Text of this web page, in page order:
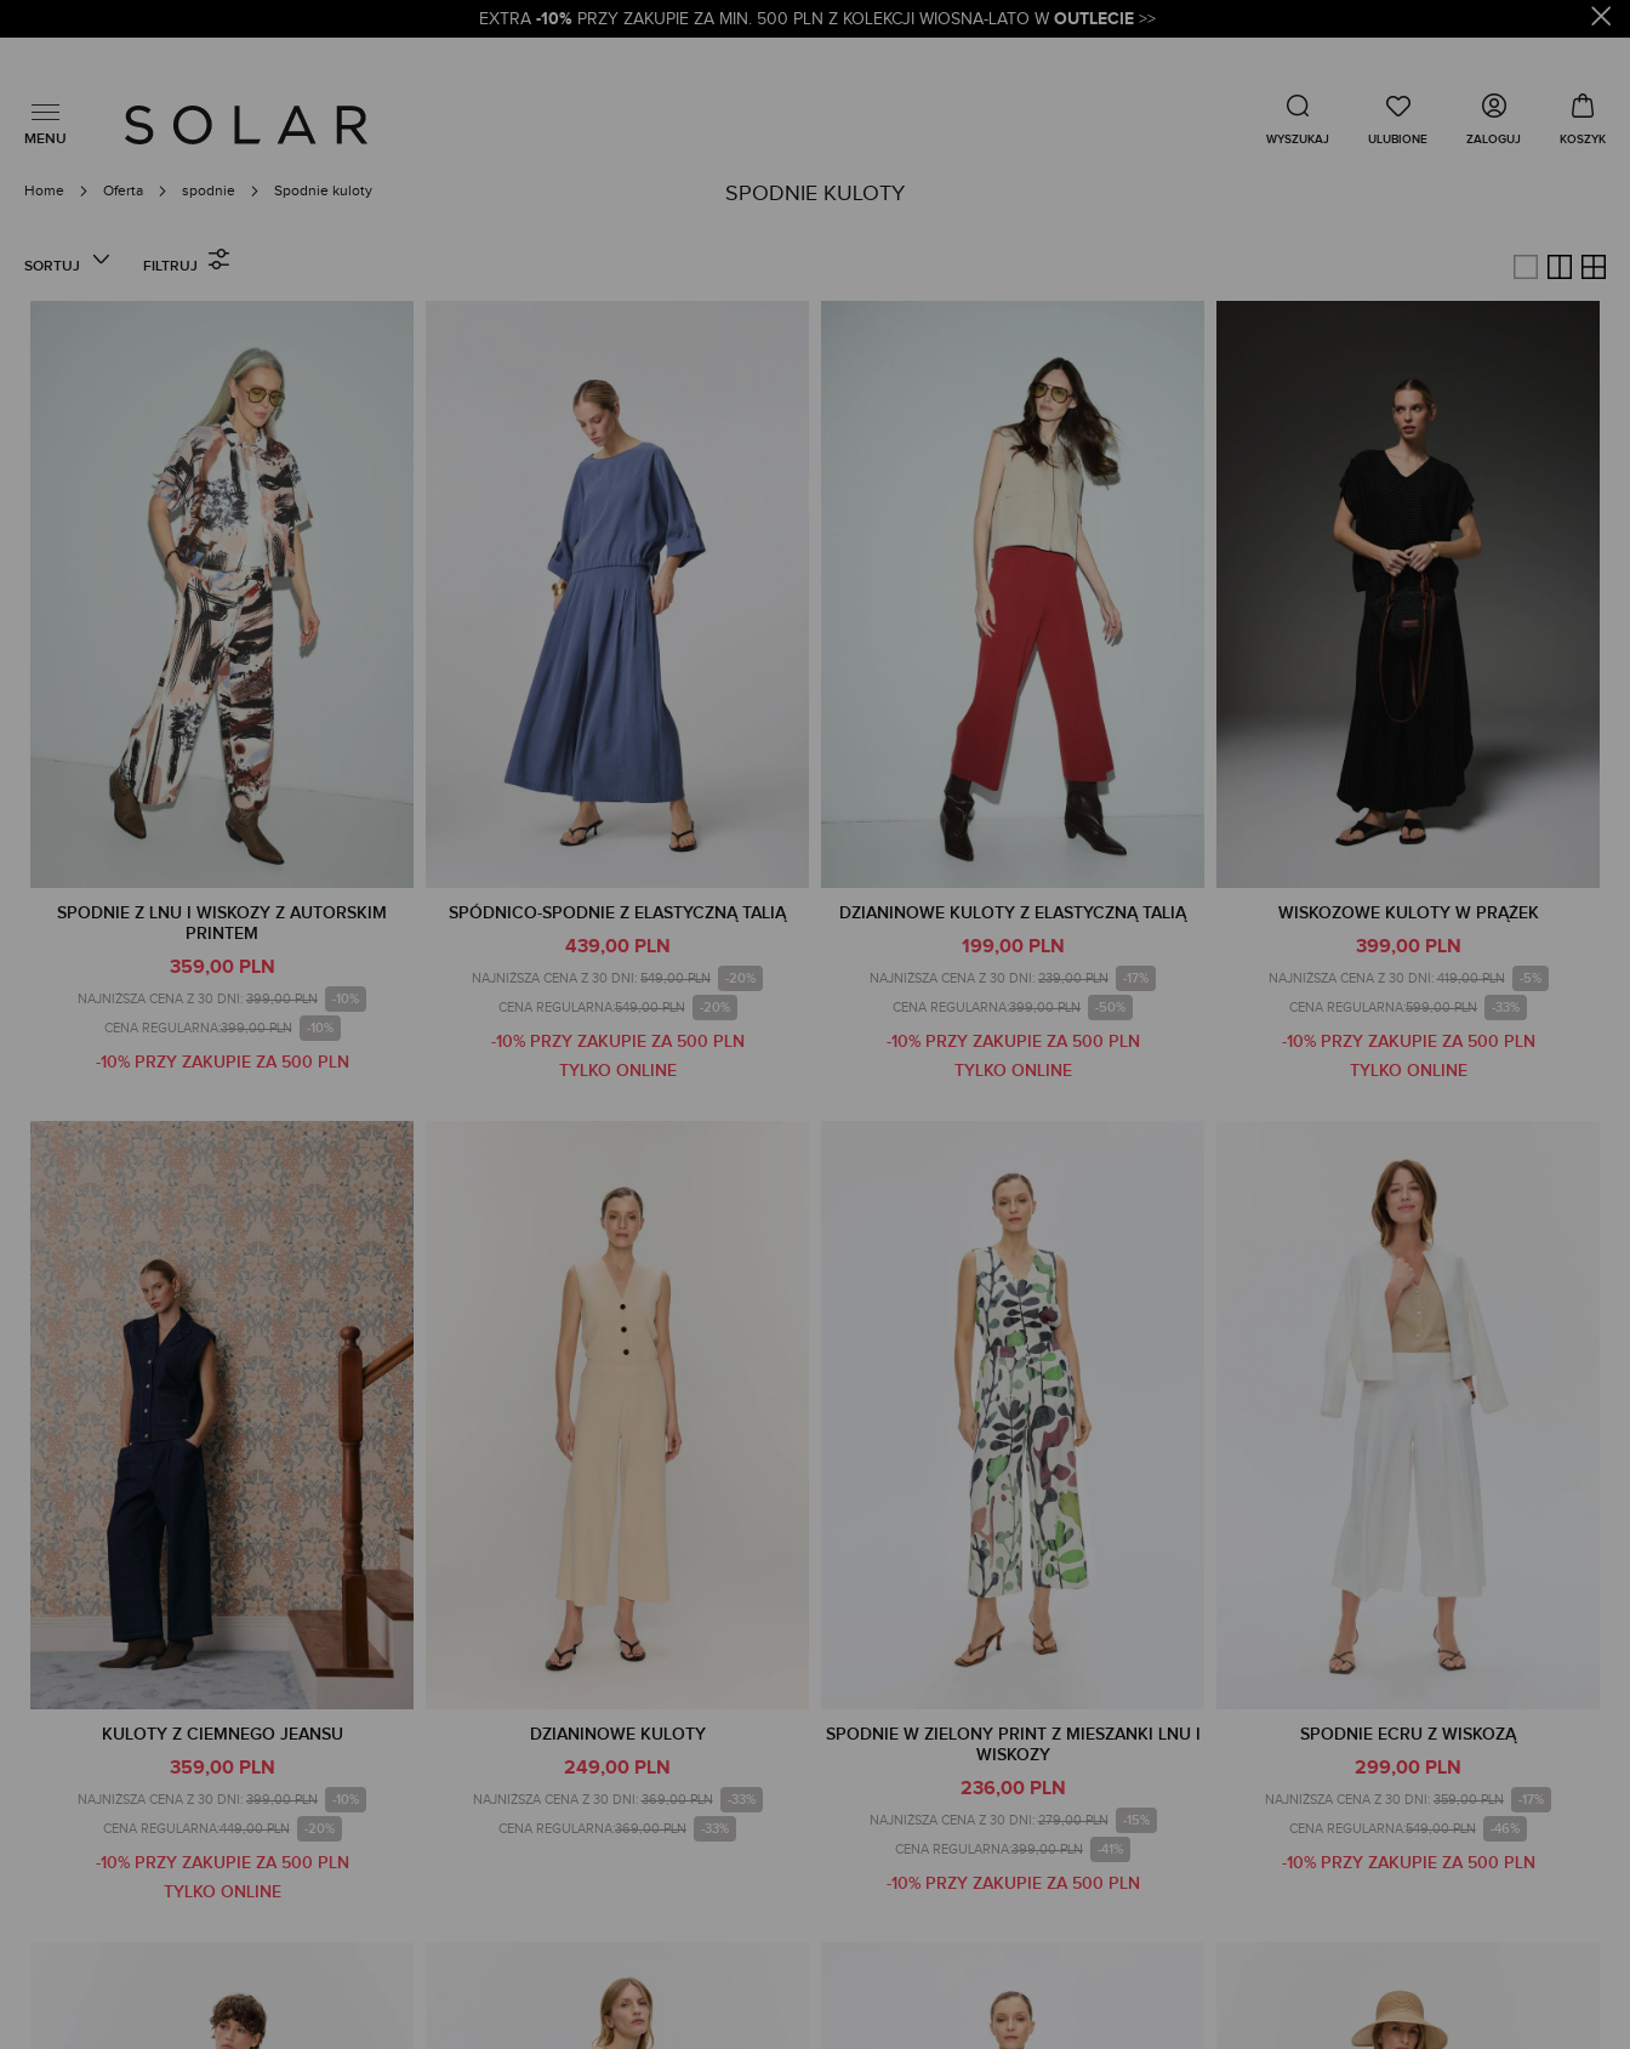
EXTRA -10% PRZY ZAKUPIE ZA MIN. 500 PLN Z KOLEKCJI WIOSNA-LATO W OUTLECIE >>
MENU ZALOGUJ
Home Oferta spodnie Spodnie kuloty SPODNIE KULOTY
SORTUJ FILTRUJ
SPODNIE Z LNU I WISKOZY Z AUTORSKIM
PRINTEM
359,00 PLN
NAJNIŻSZA CENA Z 30 DNI: 399,00 PLN -10%
CENA REGULARNA:399,00 PLN -10%
-10% PRZY ZAKUPIE ZA 500 PLN
SPÓDNICO-SPODNIE Z ELASTYCZNĄ TALIĄ
439,00 PLN
NAJNIŻSZA CENA Z 30 DNI: 549,00 PLN -20%
CENA REGULARNA:549,00 PLN -20%
-10% PRZY ZAKUPIE ZA 500 PLN
TYLKO ONLINE
DZIANINOWE KULOTY Z ELASTYCZNĄ TALIĄ
199,00 PLN
NAJNIŻSZA CENA Z 30 DNI: 239,00 PLN -17%
CENA REGULARNA:399,00 PLN -50%
-10% PRZY ZAKUPIE ZA 500 PLN
TYLKO ONLINE
WISKOZOWE KULOTY W PRĄŻEK
399,00 PLN
NAJNIŻSZA CENA Z 30 DNI: 419,00 PLN -5%
CENA REGULARNA:599,00 PLN -33%
-10% PRZY ZAKUPIE ZA 500 PLN
TYLKO ONLINE
KULOTY Z CIEMNEGO JEANSU
359,00 PLN
NAJNIŻSZA CENA Z 30 DNI: 399,00 PLN -10%
CENA REGULARNA:449,00 PLN -20%
-10% PRZY ZAKUPIE ZA 500 PLN
TYLKO ONLINE
DZIANINOWE KULOTY
249,00 PLN
NAJNIŻSZA CENA Z 30 DNI: 369,00 PLN -33%
CENA REGULARNA:369,00 PLN -33%
SPODNIE W ZIELONY PRINT Z MIESZANKI LNU I
WISKOZY
236,00 PLN
NAJNIŻSZA CENA Z 30 DNI: 279,00 PLN -15%
CENA REGULARNA:399,00 PLN -41%
-10% PRZY ZAKUPIE ZA 500 PLN
SPODNIE ECRU Z WISKOZĄ
299,00 PLN
NAJNIŻSZA CENA Z 30 DNI: 359,00 PLN -17%
CENA REGULARNA:549,00 PLN -46%
-10% PRZY ZAKUPIE ZA 500 PLN